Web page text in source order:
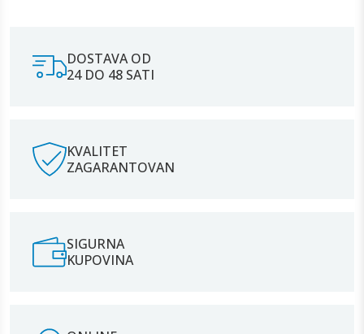
DOSTAVA OD
24 DO 48 SATI
KVALITET
ZAGARANTOVAN
SIGURNA
KUPOVINA